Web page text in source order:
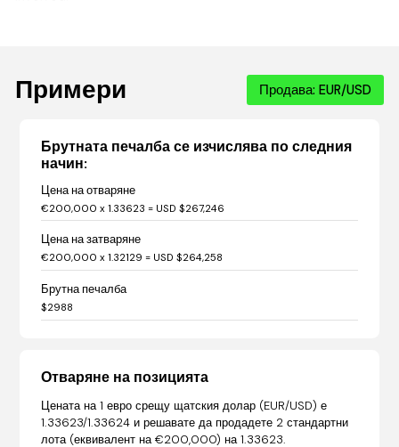
Примери Продава: EUR/USD
Брутната печалба се изчислява по следния
начин:
Цена на отваряне
€200,000 x 1.33623 = USD $267,246
Цена на затваряне
€200,000 x 1.32129 = USD $264,258
Брутна печалба
$2988
Отваряне на позицията
Цената на 1 евро срещу щатския долар (EUR/USD) е
1.33623/1.33624 и решавате да продадете 2 стандартни
лота (еквивалент на €200,000) на 1.33623.